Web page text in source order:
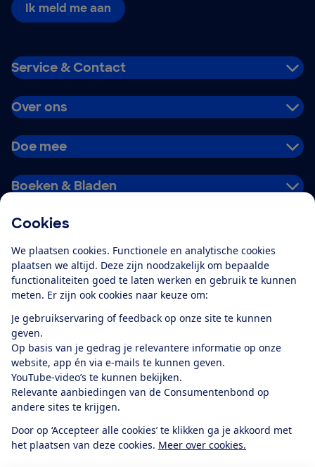
Cookies
We plaatsen cookies. Functionele en analytische cookies
plaatsen we altijd. Deze zijn noodzakelijk om bepaalde
functionaliteiten goed te laten werken en gebruik te kunnen
meten. Er zijn ook cookies naar keuze om:
Je gebruikservaring of feedback op onze site te kunnen
geven.
Op basis van je gedrag je relevantere informatie op onze
website, app én via e-mails te kunnen geven.
YouTube-video’s te kunnen bekijken.
Relevante aanbiedingen van de Consumentenbond op
andere sites te krijgen.
Door op ‘Accepteer alle cookies’ te klikken ga je akkoord met
het plaatsen van deze cookies. Meer over cookies.
Ik meld me aan
Service & Contact
Over ons
Doe mee
Boeken & Bladen
Alles over de
app
Algemene Voorwaarden
Privacyverklaring
Cookiebeleid
Privacyvoorkeuren
Toegankelijkheid
RSS-feed nieuws
FacebookTwitterInstagram
YoutubeLinkedIn
12.901consumentenbeoordelen de Consumentenbondmet gemiddeld